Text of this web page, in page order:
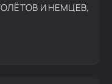
И НЕМЦЕВ,